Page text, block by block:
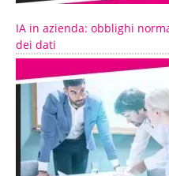
IA in azienda: obblighi
dei dati